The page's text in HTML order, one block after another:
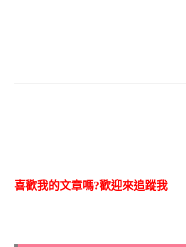
喜歡我的文章嗎?歡迎來追蹤我